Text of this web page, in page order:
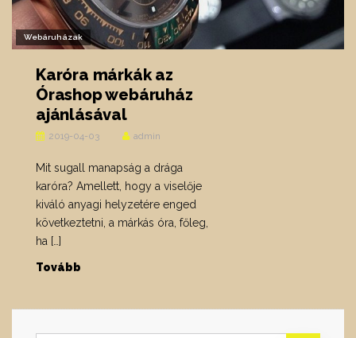
Webáruházak
Karóra márkák az
Órashop webáruház
ajánlásával
2019-04-03 admin
Mit sugall manapság a drága
karóra? Amellett, hogy a viselője
kiváló anyagi helyzetére enged
következtetni, a márkás óra, főleg,
ha […]
Tovább